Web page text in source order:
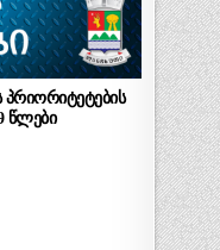
პრიორიტეტების
წლები